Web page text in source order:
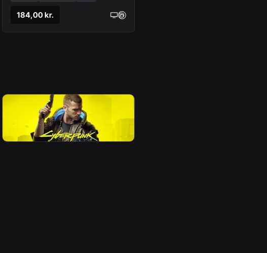
184,00 kr.
Bedste billige AAA-spil:
Cyberpunk 2077 eller GTA V?
EZGAME Redaktionenfor 14 dage siden